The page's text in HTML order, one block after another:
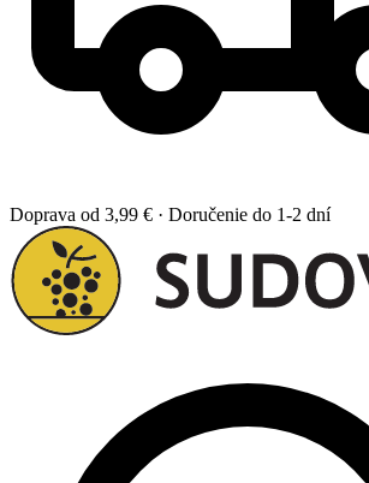
Doprava od 3,99 € · Doručenie do 1-2 dní